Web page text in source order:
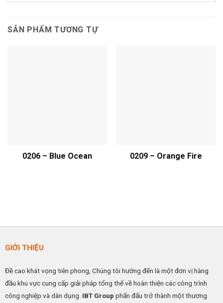
SẢN PHẨM TƯƠNG TỰ
0206 – Blue Ocean 0209 – Orange Fire
GIỚI THIỆU
Đề cao khát vọng tiên phong, Chúng tôi hướng đến là một đơn vị hàng
đầu khu vực cung cấp giải pháp tổng thể về hoàn thiện các công trình
công nghiệp và dân dụng. IBT Group phấn đấu trở thành một thương